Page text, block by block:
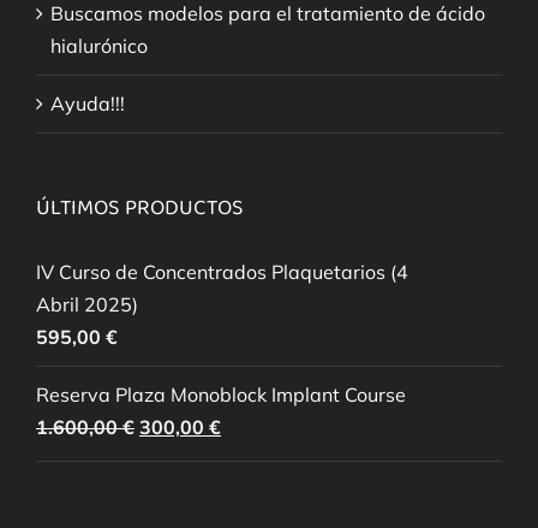
Buscamos modelos para el tratamiento de ácido
hialurónico
Ayuda!!!
ÚLTIMOS PRODUCTOS
IV Curso de Concentrados Plaquetarios (4
Abril 2025)
595,00 €
Reserva Plaza Monoblock Implant Course
1.600,00€ El
precio
300,00 €El
precio